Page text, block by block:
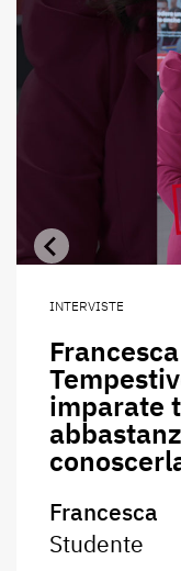
INTERVISTE
imparate
Francesca
Studente